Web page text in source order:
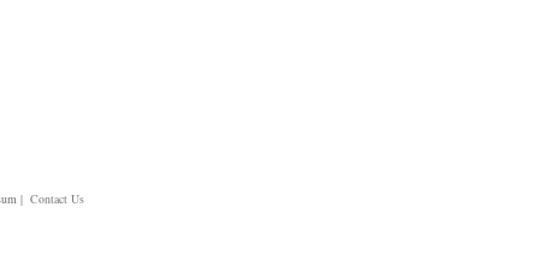
| Contact Us